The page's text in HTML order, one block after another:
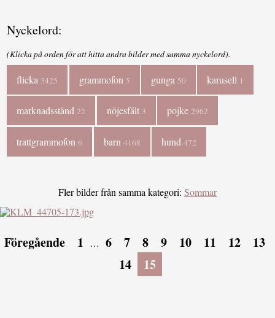
Nyckelord:
(Klicka på orden för att hitta andra bilder med samma nyckelord).
flicka 3425 grammofon 5 gunga 50 karusell 1
marknadsstånd 22 nöjesfält 3 pojke 2962
trattgrammofon6 barn 4168 hund 472
Fler bilder från samma kategori: Sommar
Föregående 1 … 6 7 8 9 10 11 12
13
14
15